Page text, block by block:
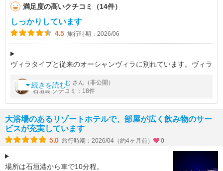
満足度の高いクチコミ（14件）
しっかりしています
4.5 旅行時期：2026/06
ヴィラタイプと従来のオーシャンヴィラに別れています。ヴィラ
分、ワゴン車を呼ぶのもちょっと…という感じがあります。行き
来が面倒な理由はホテルに行
続きを読む
byかにんがむ さん（非公開）
石垣島 クチコミ：18件
大浴場のあるリゾートホテルで、部屋が広く飲み物のサー
ビスが充実しています
5.0 旅行時期：2026/04（約4ヶ月前） 0
場所は石垣港から車で10分程。